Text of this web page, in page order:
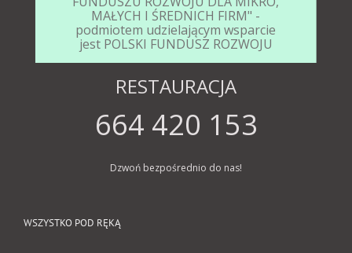
RESTAURACJA
664 420 153
Dzwoń bezpośrednio do nas!
WSZYSTKO POD RĘKĄ
MAŁYCH I ŚREDNICH FIRM" -
podmiotem udzielającym wsparcie
jest POLSKI FUNDUSZ ROZWOJU